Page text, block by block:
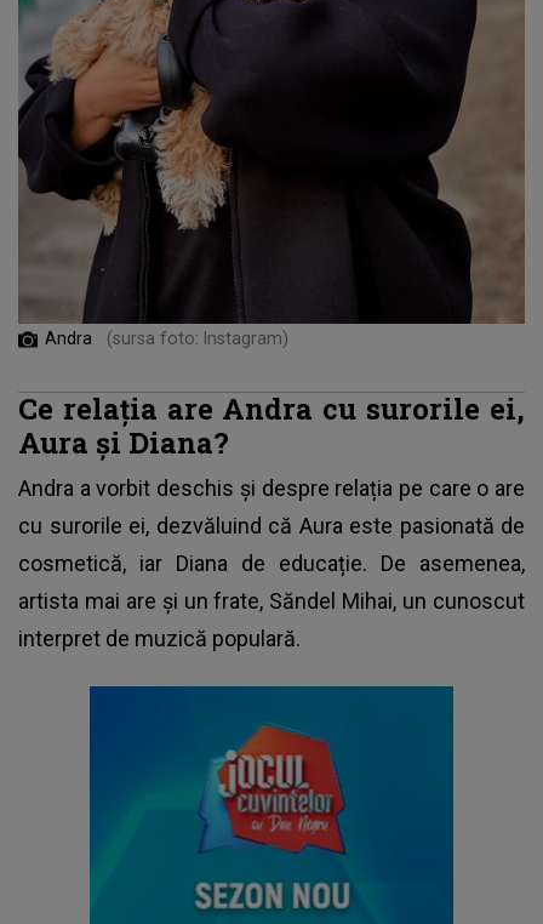
Andra (sursa foto: Instagram)
Ce relația are Andra cu surorile ei,
Aura și Diana?
Andra a vorbit deschis și despre relația pe care o are
cu surorile ei, dezvăluind că Aura este pasionată de
cosmetică, iar Diana de educație. De asemenea,
artista mai are și un frate, Săndel Mihai, un cunoscut
interpret de muzică populară.